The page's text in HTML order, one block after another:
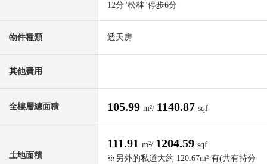
12分"松林"停歩6分
物件種類 透天房
其他費用
全樓層總面積 105.99 m²/ 1140.87 sqf
土地面積
111.91 m²/ 1204.59 sqf
※另外的私道大約 120.67m² 有(共有持分